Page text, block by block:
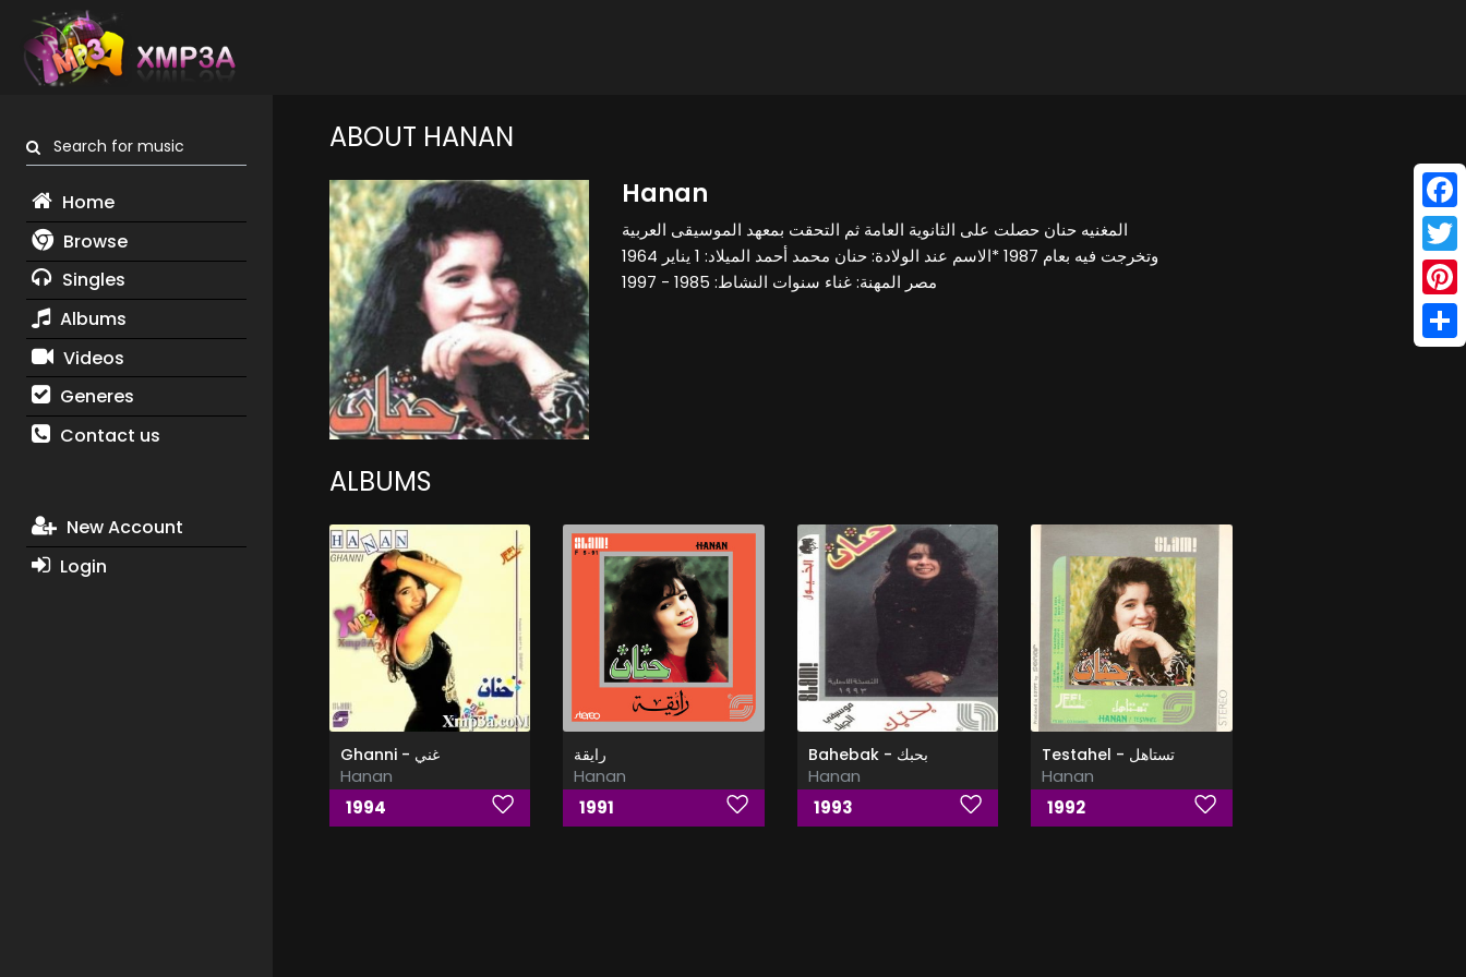
Search for music
Home
Browse
Singles
Albums
Videos
Generes
Contact us
New Account
Login
ABOUT HANAN
Hanan
المغنيه حنان حصلت على الثانوية العامة ثم التحقت بمعهد الموسيقى العربية
وتخرجت فيه بعام 1987 *الاسم عند الولادة: حنان محمد أحمد الميلاد: 1 يناير 1964
مصر المهنة: غناء سنوات النشاط: 1985 - 1997
ALBUMS
Ghanni - غني
Hanan
1994
رايقة
Hanan
1991
Bahebak - بحبك
Hanan
1993
Testahel - تستاهل
Hanan
1992